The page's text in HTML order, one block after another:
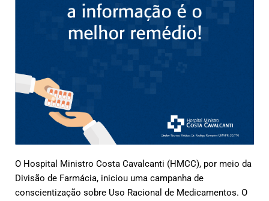
O Hospital Ministro Costa Cavalcanti (HMCC), por meio da
Divisão de Farmácia, iniciou uma campanha de
conscientização sobre Uso Racional de Medicamentos. O